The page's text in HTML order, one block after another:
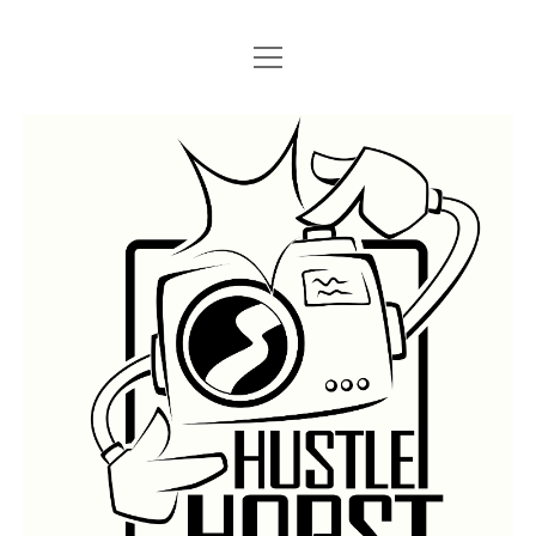
STARTSEITE
BERLIN GRAFFITI
Menü
öffnen
BERLIN BOMBINGS
BERLIN SUBWAY
BERLIN S-BAHN
TRAINS
LEGAL WALLS
HOTTER FRAGT…
ROSTOCK
REGIO
GÜTER
ATHENS GRAFFITI Menü
öffnen
ATHENS TRAINS
Menü
öffnen
Hustlehorst